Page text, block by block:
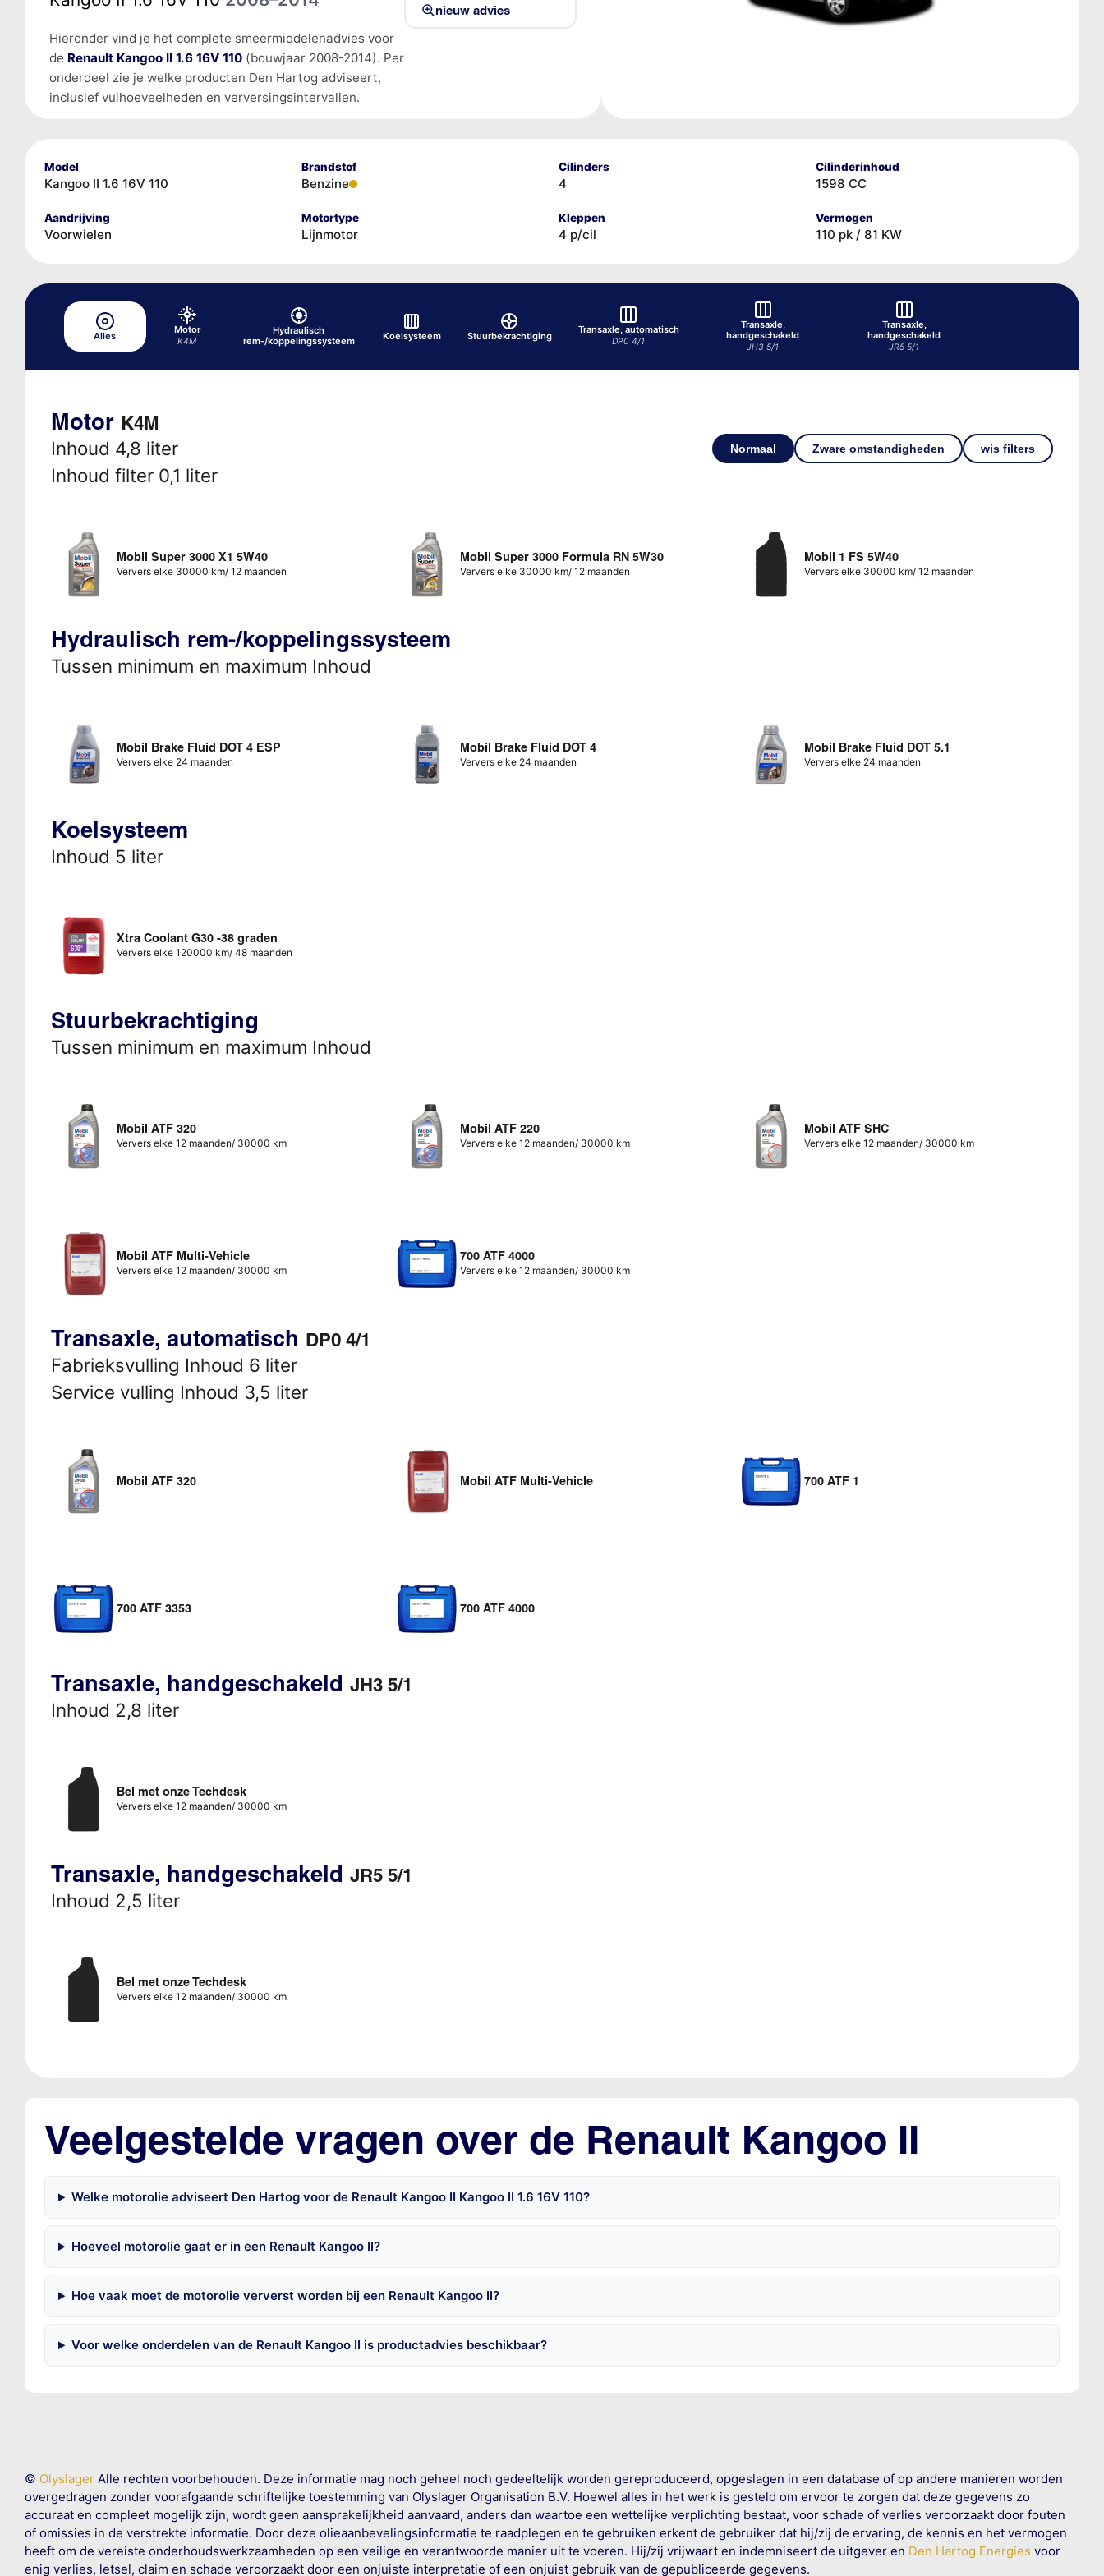
Hieronder vind je het complete smeermiddelenadvies voor
de Renault Kangoo II 1.6 16V 110(bouwjaar 2008-2014). Per
onderdeel zie je welke producten Den Hartog adviseert,
inclusief vulhoeveelheden en verversingsintervallen.
nieuw advies
Model
Kangoo II 1.6 16V 110
Brandstof
Benzine
Cilinders
4
Cilinderinhoud
1598 CC
Aandrijving
Voorwielen
Motortype
Lijnmotor
Kleppen
4 p/cil
Vermogen
110 pk / 81 KW
Alles
Motor
K4M
Hydraulisch
rem-/koppelingssysteem
Koelsysteem Stuurbekrachtiging
Transaxle, automatisch
DP0 4/1
Transaxle,
handgeschakeld
JH3 5/1
Transaxle,
handgeschakeld
JR5 5/1
Motor K4M
Inhoud 4,8 liter
Inhoud filter 0,1 liter
Normaal Zware omstandigheden wis filters
Mobil Super 3000 X1 5W40
Ververs elke 30000 km/ 12 maanden
Mobil Super 3000 Formula RN 5W30
Ververs elke 30000 km/ 12 maanden
Mobil 1 FS 5W40
Ververs elke 30000 km/ 12 maanden
Hydraulisch rem-/koppelingssysteem
Tussen minimum en maximum Inhoud
Mobil Brake Fluid DOT 4 ESP
Ververs elke 24 maanden
Mobil Brake Fluid DOT 4
Ververs elke 24 maanden
Mobil Brake Fluid DOT 5.1
Ververs elke 24 maanden
Koelsysteem
Inhoud 5 liter
Xtra Coolant G30 -38 graden
Ververs elke 120000 km/ 48 maanden
Stuurbekrachtiging
Tussen minimum en maximum Inhoud
Mobil ATF 320
Ververs elke 12 maanden/ 30000 km
Mobil ATF 220
Ververs elke 12 maanden/ 30000 km
Mobil ATF SHC
Ververs elke 12 maanden/ 30000 km
Mobil ATF Multi-Vehicle
Ververs elke 12 maanden/ 30000 km
700 ATF 4000
Ververs elke 12 maanden/ 30000 km
Transaxle, automatisch DP0 4/1
Fabrieksvulling Inhoud 6 liter
Service vulling Inhoud 3,5 liter
Mobil ATF 320 Mobil ATF Multi-Vehicle 700 ATF 1
700 ATF 3353 700 ATF 4000
Transaxle, handgeschakeld JH3 5/1
Inhoud 2,8 liter
Bel met onze Techdesk
Ververs elke 12 maanden/ 30000 km
Transaxle, handgeschakeld JR5 5/1
Inhoud 2,5 liter
Bel met onze Techdesk
Ververs elke 12 maanden/ 30000 km
Veelgestelde vragen over de Renault Kangoo II
Welke motorolie adviseert Den Hartog voor de Renault Kangoo II Kangoo II 1.6 16V 110?
Hoeveel motorolie gaat er in een Renault Kangoo II?
Hoe vaak moet de motorolie ververst worden bij een Renault Kangoo II?
Voor welke onderdelen van de Renault Kangoo II is productadvies beschikbaar?
© OlyslagerAlle rechten voorbehouden. Deze informatie mag noch geheel noch gedeeltelijk worden gereproduceerd, opgeslagen in een database of op andere manieren worden
overgedragen zonder voorafgaande schriftelijke toestemming van Olyslager Organisation B.V. Hoewel alles in het werk is gesteld om ervoor te zorgen dat deze gegevens zo
accuraat en compleet mogelijk zijn, wordt geen aansprakelijkheid aanvaard, anders dan waartoe een wettelijke verplichting bestaat, voor schade of verlies veroorzaakt door fouten
of omissies in de verstrekte informatie. Door deze olieaanbevelingsinformatie te raadplegen en te gebruiken erkent de gebruiker dat hij/zij de ervaring, de kennis en het vermogen
heeft om de vereiste onderhoudswerkzaamheden op een veilige en verantwoorde manier uit te voeren. Hij/zij vrijwaart en indemniseert de uitgever en Den Hartog Energies voor
enig verlies, letsel, claim en schade veroorzaakt door een onjuiste interpretatie of een onjuist gebruik van de gepubliceerde gegevens.